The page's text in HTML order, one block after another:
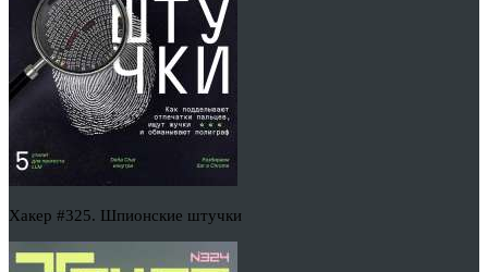
Хакер #325. Шпионские штучки